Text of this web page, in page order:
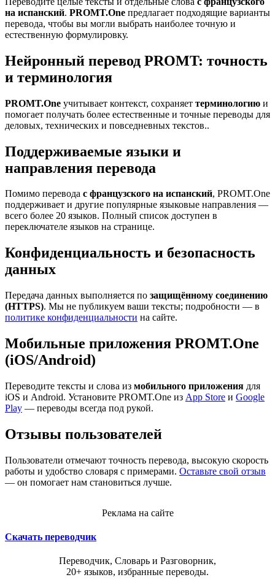
на испанский. PROMT.One предлагает подходящие варианты
перевода, чтобы вы могли выбрать наиболее точную и
естественную формулировку.
Нейронный перевод PROMT: точность
и терминология
PROMT.One учитывает контекст, сохраняет терминологию и
помогает получать более естественные и точные переводы для
деловых, технических и повседневных текстов..
Поддерживаемые языки и
направления перевода
Помимо перевода с французского на испанский, PROMT.One
поддерживает и другие популярные языковые направления —
всего более 20 языков. Полный список доступен в
переключателе языков на странице.
Конфиденциальность и безопасность
данных
Передача данных выполняется по защищённому соединению
(HTTPS). Мы не публикуем ваши тексты; подробности — в
политике конфиденциальности на сайте.
Мобильные приложения PROMT.One
(iOS/Android)
Переводите тексты и слова из мобильного приложения для
iOS и Android. Установите PROMT.One из App Store и Google
Play — переводы всегда под рукой.
Отзывы пользователей
Пользователи отмечают точность перевода, высокую скорость
работы и удобство словаря с примерами. Оставьте свой отзыв
— он помогает нам становиться лучше.
Реклама на сайте
Скачать переводчик
Переводчик, Словарь и Разговорник,
20+ языков, избранные переводы.